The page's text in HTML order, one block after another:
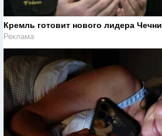
Кремль готовит нового лидера Чечни
Реклама